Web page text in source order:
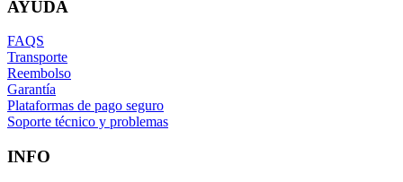
AYUDA
FAQS
Transporte
Reembolso
Garantía
Plataformas de pago seguro
Soporte técnico y problemas
INFO